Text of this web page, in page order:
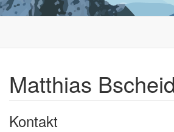
Matthias Bscheid
Kontakt